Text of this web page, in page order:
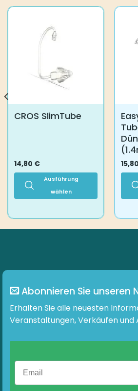
CROS SlimTube
14,80 €
Ausführung
wählen
können
auf
der
Produktseite
15,80
auf
der
Abonnieren Sie unseren
Erhalten Sie alle neuesten
Veranstaltungen, Verkäufen und